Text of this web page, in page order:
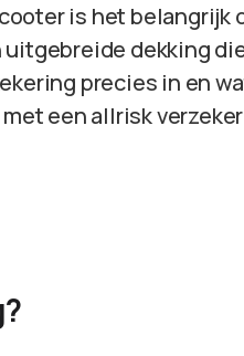
is het belangrijk
dekking
precies in en
een allrisk